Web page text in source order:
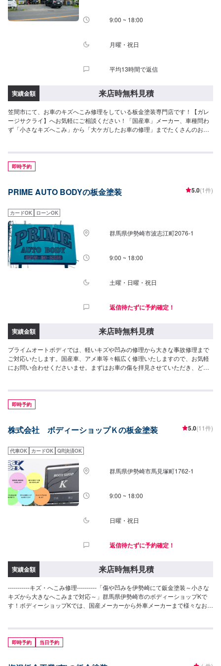
9:00 ~ 18:00
月曜・祝日
平均13時間で返信
実績金額 来店時無料見積
笠間市にて、お車のキズへこみ修理をしている板金塗装専門店です！【ガレ
ージサクライ】へお気軽にご相談ください！「国産車」メーカー、車種問わ
ず「小さなキズへこみ」から「大ケガしたお車の修理」までたくさんのお車
があまり取れない…などのご相談もお気軽にどうぞ！【1】オファーにてお問
い合わせ【2】お見積り【3】お見積りにご納得いただければ作業開始【4】
仕上がり次第納車-----納期について-----納期は要相談となります。納期は前後
法-----入庫の際はお気をつけてお越しください。駐車スペースはガレージ前の
約しました」とお伝えください。ご案内いたします。【定休日・営業時間】
定休日：月曜日、第2日曜日、第4日曜日・祝日・ＧＷ・お盆・年末年始営業
時間：9:00~18:00
即時予約
PRIME AUTO BODYの板金塗装 5.0(1件)
カードOK ローンOK
群馬県伊勢崎市波志江町2076-1
9:00 ~ 18:00
土曜・日曜・祝日
返信待たずに予約確定！
実績金額 来店時無料見積
プライムオートボディでは、軽いキズや凹みの修理から大きな事故修理まで
ご対応いたします。国産車、アメ車等々幅広く修理いたしますので、お気軽
にお問い合わせくださいませ。まずはお車の傷を拝見させていただき、どの
ジよりご予約の上、お気軽にご来店をお待ちしております。最終予約受付は
電話にてとなります。
即時予約
株式会社 ボディーショップＫの板金塗装 5.0(11件)
代車OK カードOK QR決済OK
群馬県伊勢崎市馬見塚町1762‐1
9:00 ~ 18:00
日曜・祝日
返信待たずに予約確定！
実績金額 来店時無料見積
-----------キズ・へこみ修理----------「傷や凹みを伊勢崎にて鈑金塗装～小さな
キズから大きなへこみまで対応～」群馬県伊勢崎市のボディーショップKで
す！ボディーショップKでは、国産メーカーから外車メーカーまで様々なお車
や剥げなどお客様の大切な愛車をプロの技でお直しいたします。お困りのこ
とがございましたらなんでもご相談ください！鈑金塗装のプロフェッショナ
ルがお車の状態をしっかりと判断し、適切な修理の方法をご提案いたしま
即時予約 当日予約